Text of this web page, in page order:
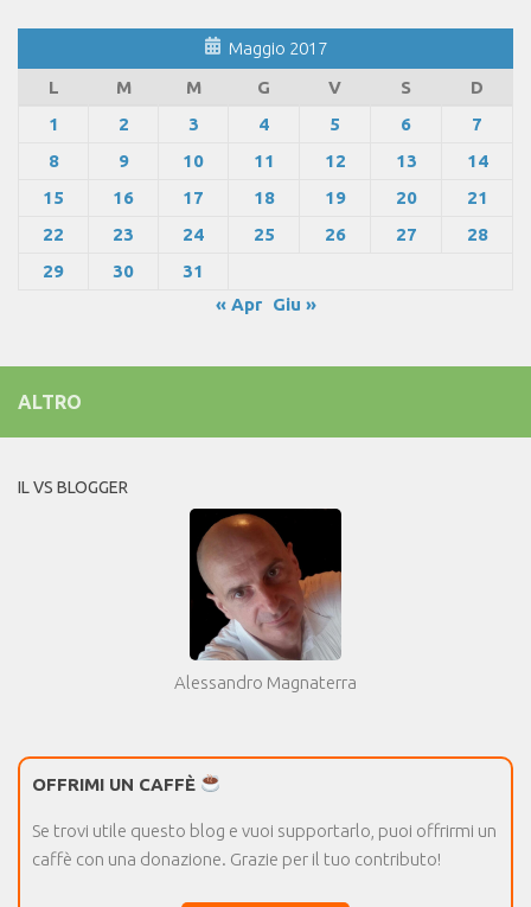
Maggio 2017
L
M M G V S
D
1
2 3 4 5 6
7
8
9 10 11 12 13
14
15
16 17 18 19 20
21
22
23 24 25 26 27
28
29
30
31
« Apr
Giu »
ALTRO
IL VS BLOGGER
Alessandro Magnaterra
OFFRIMI UN CAFFÈ
Se trovi utile questo blog e vuoi supportarlo, puoi offrirmi un
caffè con una donazione. Grazie per il tuo contributo!